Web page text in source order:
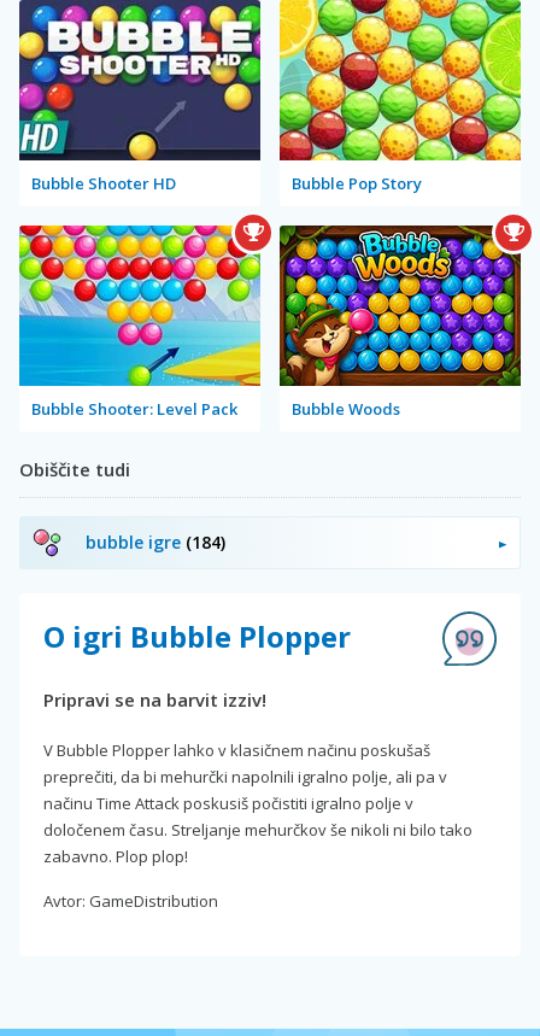
Bubble Shooter HD Bubble Pop Story
Bubble Shooter: Level Pack Bubble Woods
Obiščite tudi
bubble igre (184)
O igri Bubble Plopper
Pripravi se na barvit izziv!
V Bubble Plopper lahko v klasičnem načinu poskušaš
preprečiti, da bi mehurčki napolnili igralno polje, ali pa v
načinu Time Attack poskusiš počistiti igralno polje v
določenem času. Streljanje mehurčkov še nikoli ni bilo tako
zabavno. Plop plop!
Avtor: GameDistribution